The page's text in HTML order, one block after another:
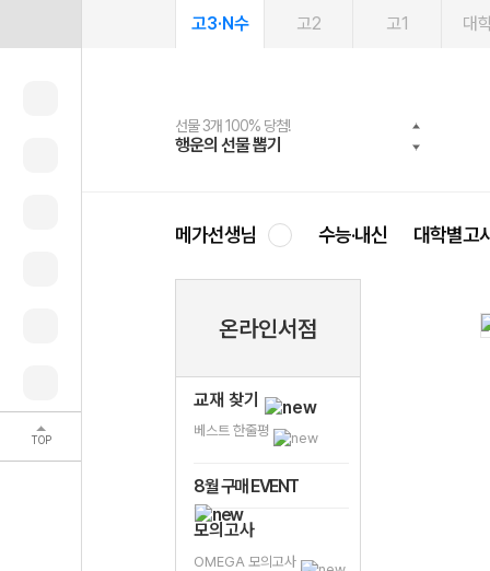
TOP
고3·N수 고2 고1 대
선물 3개 100% 당첨!
행운의 선물 뽑기
선물 100% 증정!
메가스터디 X 올리브
여름방학 스터디 캐시백
메가런 썸머스쿨
2027 러셀 단과
강사 공개선발
스마트러닝앱
설문 EVENT
메가패스
3일 무료 체험권
메가패스 수강생 무료혜택!
메가클럽 멤버십
사회공헌 캠페인
희망이룸 메가나눔
메가선생님 수능·내신 대학별고
온라인서점
교재 찾기
베스트 한줄평
8월 구매 EVENT
모의고사
OMEGA 모의고사